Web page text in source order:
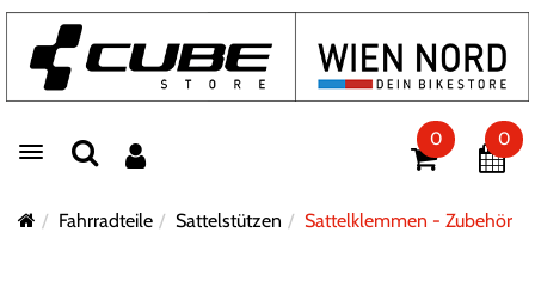
Toggle navigation
0 0
Fahrradteile Sattelstützen Sattelklemmen - Zubehör